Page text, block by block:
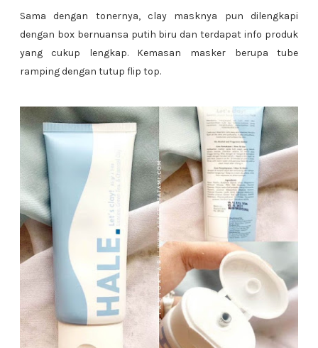
Sama dengan tonernya, clay masknya pun dilengkapi
dengan box bernuansa putih biru dan terdapat info produk
yang cukup lengkap. Kemasan masker berupa tube
ramping dengan tutup flip top.